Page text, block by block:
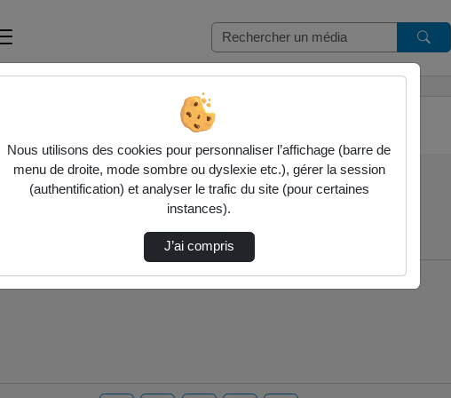
Nous utilisons des cookies pour personnaliser l’affichage (barre de
menu de droite, mode sombre ou dyslexie etc.), gérer la session
(authentification) et analyser le trafic du site (pour certaines
instances).
J’ai compris